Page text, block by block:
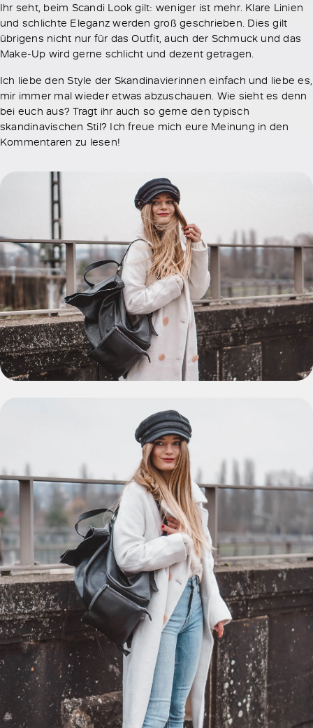
Ihr seht, beim Scandi Look gilt: weniger ist mehr. Klare Linien
und schlichte Eleganz werden groß geschrieben. Dies gilt
übrigens nicht nur für das Outfit, auch der Schmuck und das
Make-Up wird gerne schlicht und dezent getragen.
Ich liebe den Style der Skandinavierinnen einfach und liebe es,
mir immer mal wieder etwas abzuschauen. Wie sieht es denn
bei euch aus? Tragt ihr auch so gerne den typisch
skandinavischen Stil? Ich freue mich eure Meinung in den
Kommentaren zu lesen!